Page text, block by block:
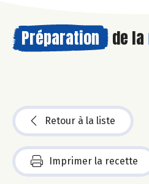
Préparation de la
Retour à la liste
Imprimer la recette